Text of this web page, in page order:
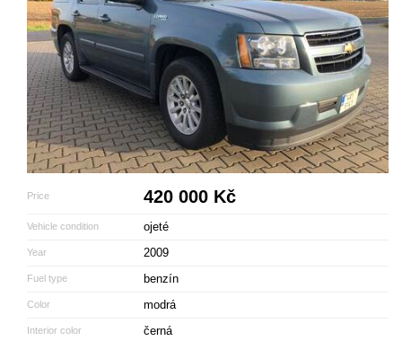
Price 420 000 Kč
Vehicle condition ojeté
Year 2009
Fuel type benzín
Color modrá
Interior color černá